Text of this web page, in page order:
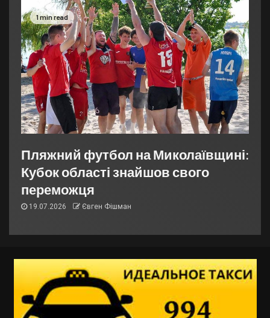
1 min read
Пляжний футбол на Миколаївщині:
Кубок області знайшов свого
переможця
19.07.2026 Євген Фішман